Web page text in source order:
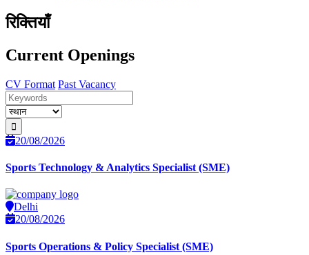
रिक्तियाँ
Current Openings
CV Format Past Vacancy
20/08/2026
Sports Technology & Analytics Specialist (SME)
Delhi
20/08/2026
Sports Operations & Policy Specialist (SME)